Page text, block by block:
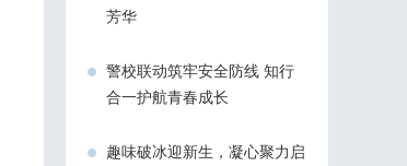
芳华
警校联动筑牢安全防线 知行
合一护航青春成长
趣味破冰迎新生，凝心聚力启